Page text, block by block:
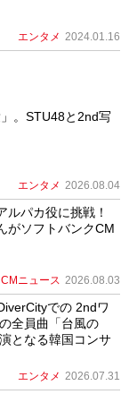
エンタメ 2024.01.16
。STU48と2nd写
エンタメ 2026.08.04
ルパカ役に挑戦！
がソフトバンクCM
CMニュース 2026.08.03
での 2ndワ
全員曲「台風の
となる韓国コンサ
エンタメ 2026.07.31